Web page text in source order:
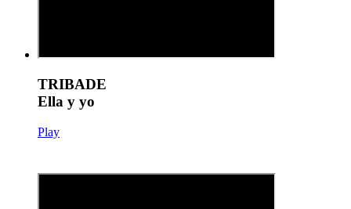
TRIBADE
Ella y yo
Play